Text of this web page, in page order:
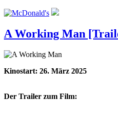
A Working Man
Kinostart: 26. März 2025
Der Trailer zum Film: